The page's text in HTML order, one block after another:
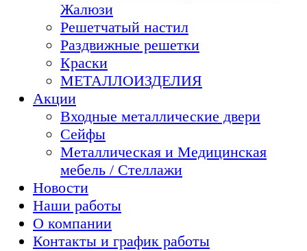
Жалюзи
Решетчатый настил
Раздвижные решетки
Краски
МЕТАЛЛОИЗДЕЛИЯ
Акции
Входные металлические двери
Сейфы
Металлическая и Медицинская
мебель / Стеллажи
Новости
Наши работы
О компании
Контакты и график работы